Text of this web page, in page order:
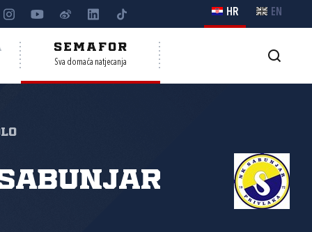
HR EN
SEMAFOR
Sva domaća natjecanja
Sabunjar